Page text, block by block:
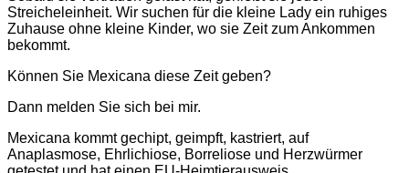
Streicheleinheit. Wir suchen für die kleine Lady ein ruhiges
Zuhause ohne kleine Kinder, wo sie Zeit zum Ankommen
bekommt.
Können Sie Mexicana diese Zeit geben?
Dann melden Sie sich bei mir.
Mexicana kommt gechipt, geimpft, kastriert, auf
Anaplasmose, Ehrlichiose, Borreliose und Herzwürmer